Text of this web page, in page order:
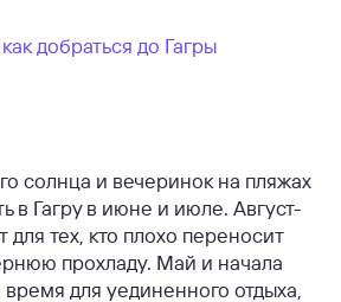
добраться до Гагры
солнца и вечеринок на пляжах
в Гагру в июне и июле. Август-
для тех, кто плохо переносит
прохладу. Май и начала
для уединенного отдыха,